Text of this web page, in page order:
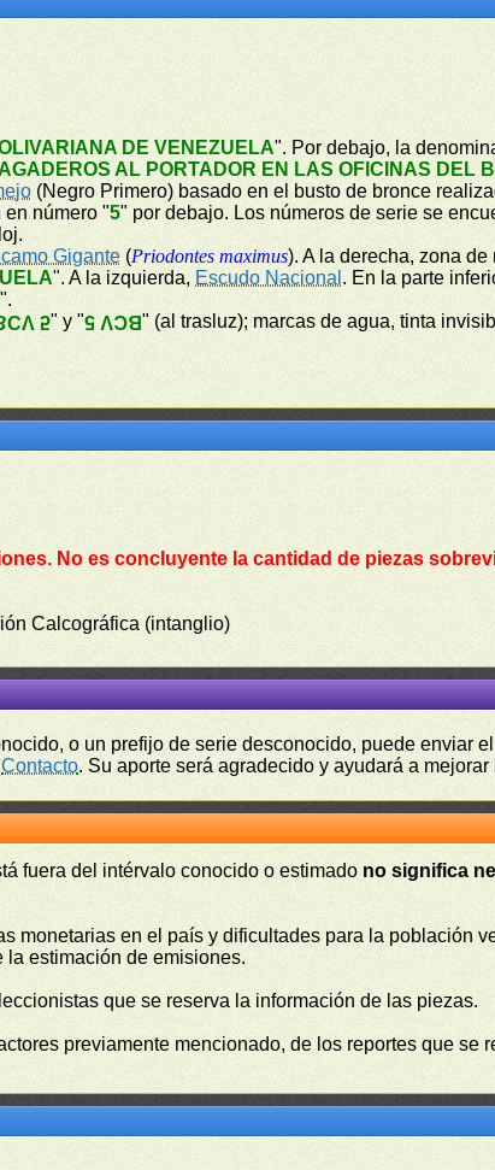
DE VENEZUELA". Por debajo, la
AL PORTADOR EN LAS OFICINAS DEL
(Negro Primero) basado en el busto de bronce
en número "5" por debajo. Los números de serie se
Gigante (Priodontes maximus). A la derecha, zona
". A la izquierda, Escudo Nacional . En la parte
".
5" y "BCV 5" (al trasluz); marcas de agua, tinta
No es concluyente la cantidad de piezas
Calcográfica (intanglio)
o un prefijo de serie desconocido, puede enviar
Contacto. Su aporte será agradecido y ayudará a
fuera del intérvalo conocido o estimado no significa
monetarias en el país y dificultades para la población
estimación de emisiones.
que se reserva la información de las piezas.
previamente mencionado, de los reportes que se